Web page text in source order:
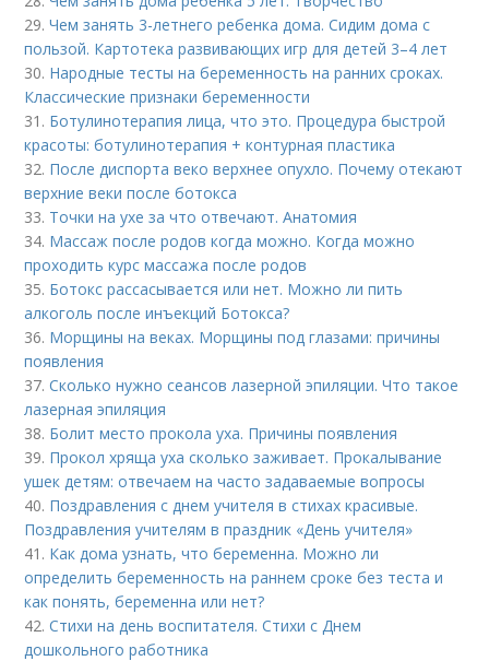
29.Чем занять 3-летнего ребенка дома. Сидим дома с
пользой. Картотека развивающих игр для детей 3–4 лет
30. Народные тесты на беременность на ранних сроках.
Классические признаки беременности
31. Ботулинотерапия лица, что это. Процедура быстрой
красоты: ботулинотерапия + контурная пластика
32. После диспорта веко верхнее опухло. Почему отекают
верхние веки после ботокса
33. Точки на ухе за что отвечают. Анатомия
34. Массаж после родов когда можно. Когда можно
проходить курс массажа после родов
35. Ботокс рассасывается или нет. Можно ли пить
алкоголь после инъекций Ботокса?
36. Морщины на веках. Морщины под глазами: причины
появления
37.Сколько нужно сеансов лазерной эпиляции. Что такое
лазерная эпиляция
38. Болит место прокола уха. Причины появления
39. Прокол хряща уха сколько заживает. Прокалывание
ушек детям: отвечаем на часто задаваемые вопросы
40. Поздравления с днем учителя в стихах красивые.
Поздравления учителям в праздник «День учителя»
41. Как дома узнать, что беременна. Можно ли
определить беременность на раннем сроке без теста и
как понять, беременна или нет?
42.Стихи на день воспитателя. Стихи с Днем
дошкольного работника